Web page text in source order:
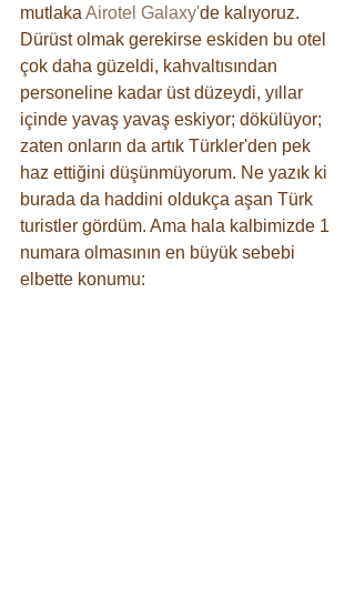
mutlaka Airotel Galaxy'de kalıyoruz.
Dürüst olmak gerekirse eskiden bu otel
çok daha güzeldi, kahvaltısından
personeline kadar üst düzeydi, yıllar
içinde yavaş yavaş eskiyor; dökülüyor;
zaten onların da artık Türkler'den pek
haz ettiğini düşünmüyorum. Ne yazık ki
burada da haddini oldukça aşan Türk
turistler gördüm. Ama hala kalbimizde 1
numara olmasının en büyük sebebi
elbette konumu: